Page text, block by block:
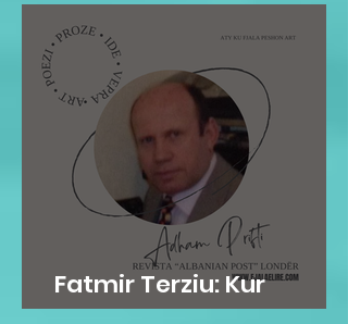
Fatmir Terziu: Kur